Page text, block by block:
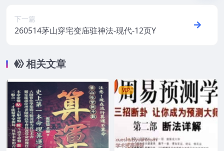
下一篇
260514茅山穿宅变庙驻神法-现代-12页Y
相关文章
VIP